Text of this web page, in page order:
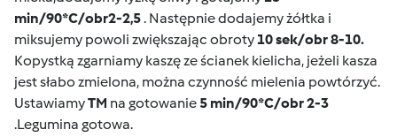
min/90*C/obr2-2,5. Następnie dodajemy żółtka i
miksujemy powoli zwiększając obroty 10 sek/obr 8-10.
Kopystką zgarniamy kaszę ze ścianek kielicha, jeżeli kasza
jest słabo zmielona, można czynność mielenia powtórzyć.
UstawiamyTM na gotowanie 5 min/90*C/obr 2-3
.Legumina gotowa.